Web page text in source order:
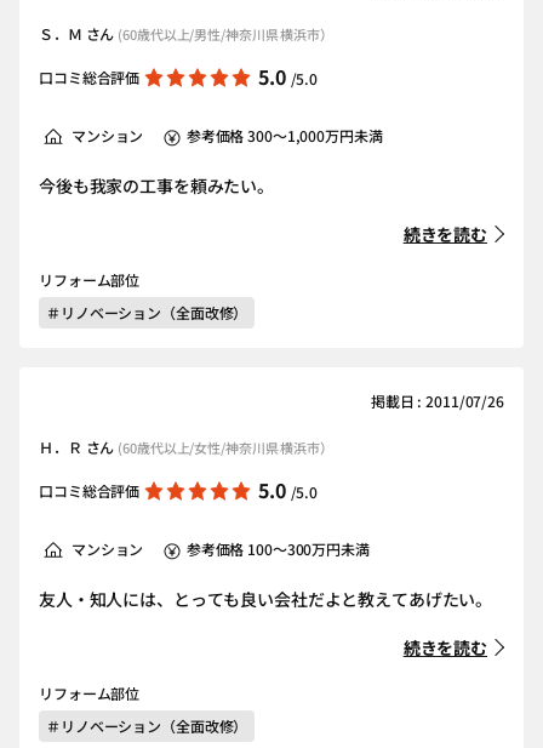
Ｓ．Ｍ さん (60歳代以上/男性/神奈川県 横浜市）
口コミ総合評価 5.0 /5.0
マンション 参考価格 300～1,000万円未満
今後も我家の工事を頼みたい。
続きを読む
リフォーム部位
＃リノベーション（全面改修）
掲載日 : 2011/07/26
Ｈ．Ｒ さん (60歳代以上/女性/神奈川県 横浜市）
口コミ総合評価 5.0 /5.0
マンション 参考価格 100～300万円未満
友人・知人には、とっても良い会社だよと教えてあげたい。
続きを読む
リフォーム部位
＃リノベーション（全面改修）